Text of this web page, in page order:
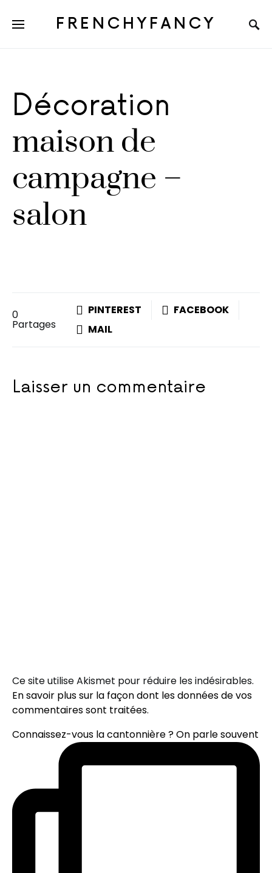
FRENCHYFANCY
Décoration
maison de
campagne –
salon
0
Partages
PINTEREST
FACEBOOK
MAIL
Laisser un commentaire
Ce site utilise Akismet pour réduire les indésirables.
En savoir plus sur la façon dont les données de vos
commentaires sont traitées.
Connaissez-vous la cantonnière ? On parle souvent